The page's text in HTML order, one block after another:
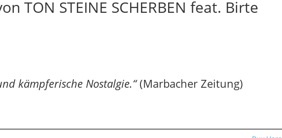
TON STEINE SCHERBEN feat. Birte
kämpferische Nostalgie.“(Marbacher Zeitung)